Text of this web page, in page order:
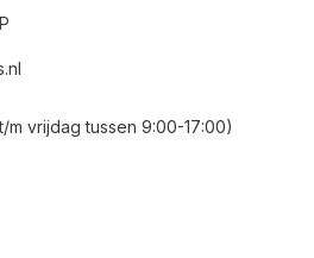
vrijdag tussen 9:00-17:00)